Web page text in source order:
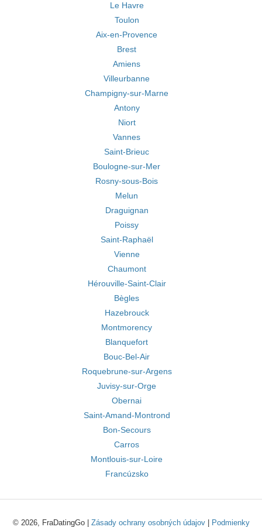
Le Havre
Toulon
Aix-en-Provence
Brest
Amiens
Villeurbanne
Champigny-sur-Marne
Antony
Niort
Vannes
Saint-Brieuc
Boulogne-sur-Mer
Rosny-sous-Bois
Melun
Draguignan
Poissy
Saint-Raphaël
Vienne
Chaumont
Hérouville-Saint-Clair
Bègles
Hazebrouck
Montmorency
Blanquefort
Bouc-Bel-Air
Roquebrune-sur-Argens
Juvisy-sur-Orge
Obernai
Saint-Amand-Montrond
Bon-Secours
Carros
Montlouis-sur-Loire
Francúzsko
© 2026, FraDatingGo | Zásady ochrany osobných údajov| Podmienky